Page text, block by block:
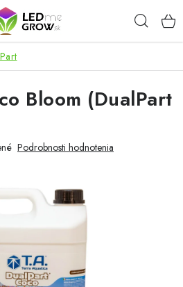
Blog
Bloom (DualPart
Podrobnosti hodnotenia